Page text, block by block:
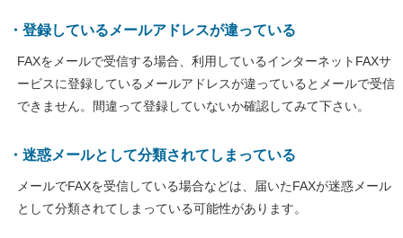
・登録しているメールアドレスが違っている
FAXをメールで受信する場合、利用しているインターネットFAXサ
ービスに登録しているメールアドレスが違っているとメールで受信
できません。間違って登録していないか確認してみて下さい。
・迷惑メールとして分類されてしまっている
メールでFAXを受信している場合などは、届いたFAXが迷惑メール
として分類されてしまっている可能性があります。